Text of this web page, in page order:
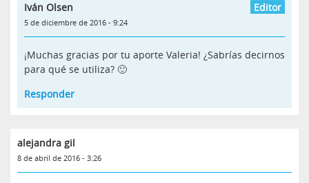
Iván Olsen
5 de diciembre de 2016 - 9:24
¡Muchas gracias por tu aporte Valeria! ¿Sabrías decirnos
para qué se utiliza? 🙂
Responder
alejandra gil
8 de abril de 2016 - 3:26